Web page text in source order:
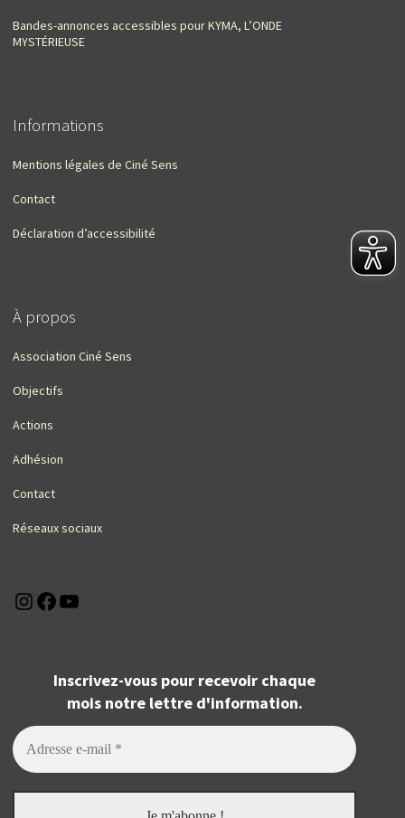
Bandes-annonces accessibles pour KYMA, L’ONDE
MYSTÉRIEUSE
Informations
Mentions légales de Ciné Sens
Contact
Déclaration d’accessibilité
À propos
Association Ciné Sens
Objectifs
Actions
Adhésion
Contact
Réseaux sociaux
Instagram
Facebook
Inscrivez-vous pour recevoir chaque
mois notre lettre d'information.